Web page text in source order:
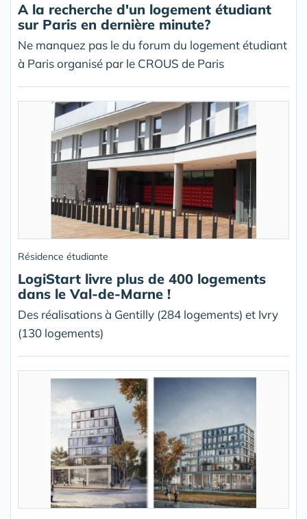
A la recherche d'un logement étudiant
sur Paris en dernière minute?
Ne manquez pas le du forum du logement étudiant
à Paris organisé par le CROUS de Paris
Résidence étudiante
LogiStart livre plus de 400 logements
dans le Val-de-Marne !
Des réalisations à Gentilly (284 logements) et Ivry
(130 logements)